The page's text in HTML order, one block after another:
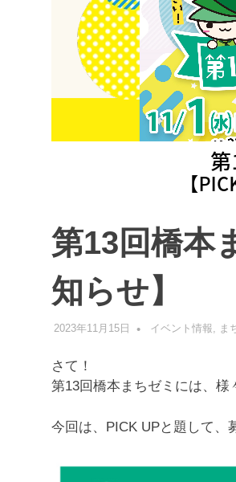
第13回橋本
知らせ】
2023年11月15日 管理者
イベント情報 ま
さて！
第13回橋本まちゼミには、様
今回は、PICK UPと題して、